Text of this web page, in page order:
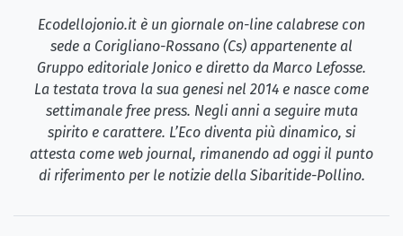
Ecodellojonio.it è un giornale on-line calabrese con
sede a Corigliano-Rossano (Cs) appartenente al
Gruppo editoriale Jonico e diretto da Marco Lefosse.
La testata trova la sua genesi nel 2014 e nasce come
settimanale free press. Negli anni a seguire muta
spirito e carattere. L’Eco diventa più dinamico, si
attesta come web journal, rimanendo ad oggi il punto
di riferimento per le notizie della Sibaritide-Pollino.